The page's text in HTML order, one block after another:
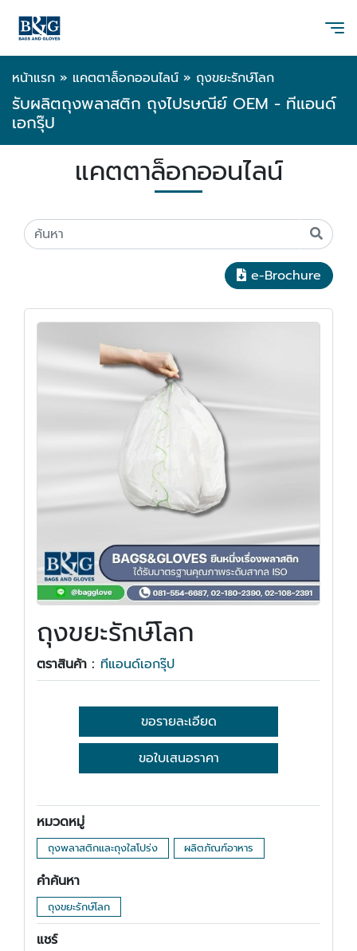
หน้าแรก » แคตตาล็อกออนไลน์ » ถุงขยะรักษ์โลก
รับผลิตถุงพลาสติก ถุงไปรษณีย์ OEM - ทีแอนด์
เอกรุ๊ป
แคตตาล็อกออนไลน์
e-Brochure
ถุงขยะรักษ์โลก
ตราสินค้า : ทีแอนด์เอกรุ๊ป
ขอรายละเอียด
ขอใบเสนอราคา
หมวดหมู่
ถุงพลาสติกและถุงใสโปร่ง ผลิตภัณฑ์อาหาร
คำค้นหา
ถุงขยะรักษ์โลก
แชร์